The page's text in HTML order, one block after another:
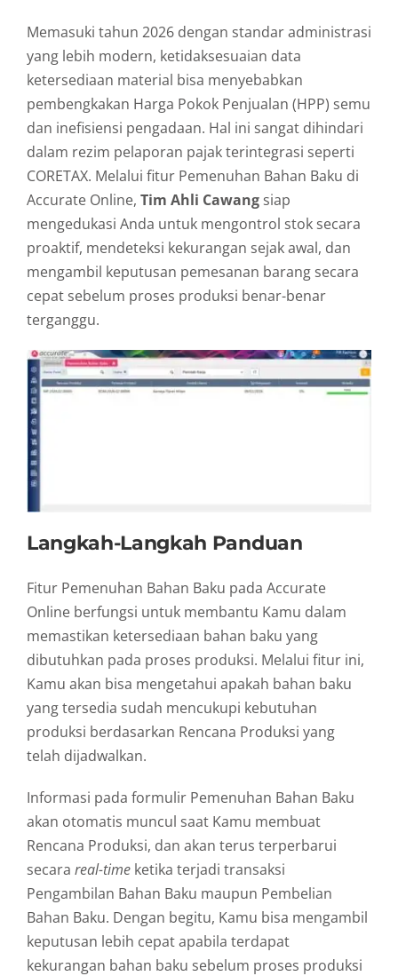
Memasuki tahun 2026 dengan standar administrasi
yang lebih modern, ketidaksesuaian data
ketersediaan material bisa menyebabkan
pembengkakan Harga Pokok Penjualan (HPP) semu
dan inefisiensi pengadaan. Hal ini sangat dihindari
dalam rezim pelaporan pajak terintegrasi seperti
CORETAX. Melalui fitur Pemenuhan Bahan Baku di
Accurate Online, Tim Ahli Cawang siap
mengedukasi Anda untuk mengontrol stok secara
proaktif, mendeteksi kekurangan sejak awal, dan
mengambil keputusan pemesanan barang secara
cepat sebelum proses produksi benar-benar
terganggu.
Langkah-Langkah Panduan
Fitur Pemenuhan Bahan Baku pada Accurate
Online berfungsi untuk membantu Kamu dalam
memastikan ketersediaan bahan baku yang
dibutuhkan pada proses produksi. Melalui fitur ini,
Kamu akan bisa mengetahui apakah bahan baku
yang tersedia sudah mencukupi kebutuhan
produksi berdasarkan Rencana Produksi yang
telah dijadwalkan.
Informasi pada formulir Pemenuhan Bahan Baku
akan otomatis muncul saat Kamu membuat
Rencana Produksi, dan akan terus terperbarui
secara real-time ketika terjadi transaksi
Pengambilan Bahan Baku maupun Pembelian
Bahan Baku. Dengan begitu, Kamu bisa mengambil
keputusan lebih cepat apabila terdapat
kekurangan bahan baku sebelum proses produksi